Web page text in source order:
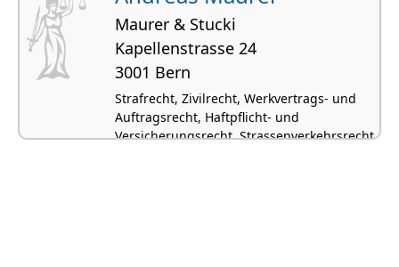
Maurer & Stucki
Kapellenstrasse 24
3001 Bern
Strafrecht, Zivilrecht, Werkvertrags- und
Auftragsrecht, Haftpflicht- und
Versicherungsrecht, Strassenverkehrsrecht